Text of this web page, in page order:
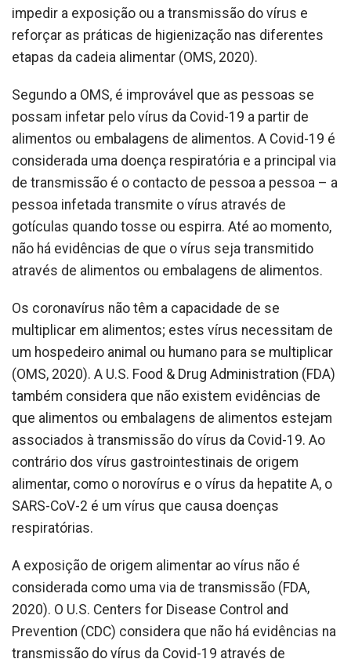
impedir a exposição ou a transmissão do vírus e
reforçar as práticas de higienização nas diferentes
etapas da cadeia alimentar (OMS, 2020).
Segundo a OMS, é improvável que as pessoas se
possam infetar pelo vírus da Covid-19 a partir de
alimentos ou embalagens de alimentos. A Covid-19 é
considerada uma doença respiratória e a principal via
de transmissão é o contacto de pessoa a pessoa – a
pessoa infetada transmite o vírus através de
gotículas quando tosse ou espirra. Até ao momento,
não há evidências de que o vírus seja transmitido
através de alimentos ou embalagens de alimentos.
Os coronavírus não têm a capacidade de se
multiplicar em alimentos; estes vírus necessitam de
um hospedeiro animal ou humano para se multiplicar
(OMS, 2020). A U.S. Food & Drug Administration (FDA)
também considera que não existem evidências de
que alimentos ou embalagens de alimentos estejam
associados à transmissão do vírus da Covid-19. Ao
contrário dos vírus gastrointestinais de origem
alimentar, como o norovírus e o vírus da hepatite A, o
SARS-CoV-2 é um vírus que causa doenças
respiratórias.
A exposição de origem alimentar ao vírus não é
considerada como uma via de transmissão (FDA,
2020). O U.S. Centers for Disease Control and
Prevention (CDC) considera que não há evidências na
transmissão do vírus da Covid-19 através de